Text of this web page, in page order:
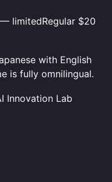
— limitedRegular $20
with English
is fully omnilingual.
Innovation Lab